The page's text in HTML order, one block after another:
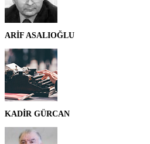
ARİF ASALIOĞLU
KADİR GÜRCAN